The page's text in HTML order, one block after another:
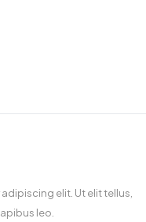
elit. Ut elit tellus,
leo.